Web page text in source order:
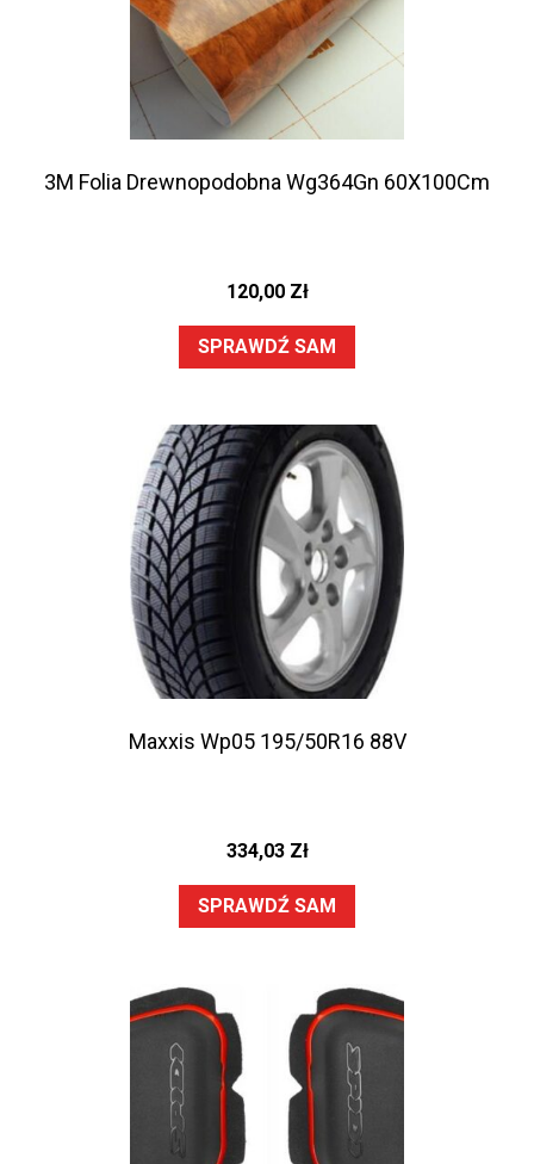
3M Folia Drewnopodobna Wg364Gn 60X100Cm
120,00 Zł
SPRAWDŹ SAM
Maxxis Wp05 195/50R16 88V
334,03 Zł
SPRAWDŹ SAM